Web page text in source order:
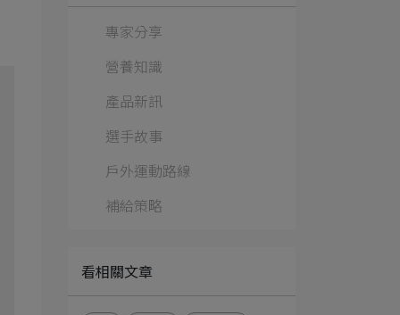
專家分享
營養知識
產品新訊
選手故事
戶外運動路線
補給策略
看相關文章